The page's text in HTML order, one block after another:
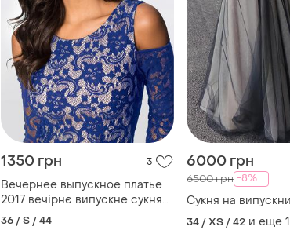
1350 грн 3
Вечернее выпускное платье
2017 вечірнє випускне сукня
плаття
36 / S / 44
6000 грн
6500 грн -8%
Сукня на
34 / XS / 42 и еще 1